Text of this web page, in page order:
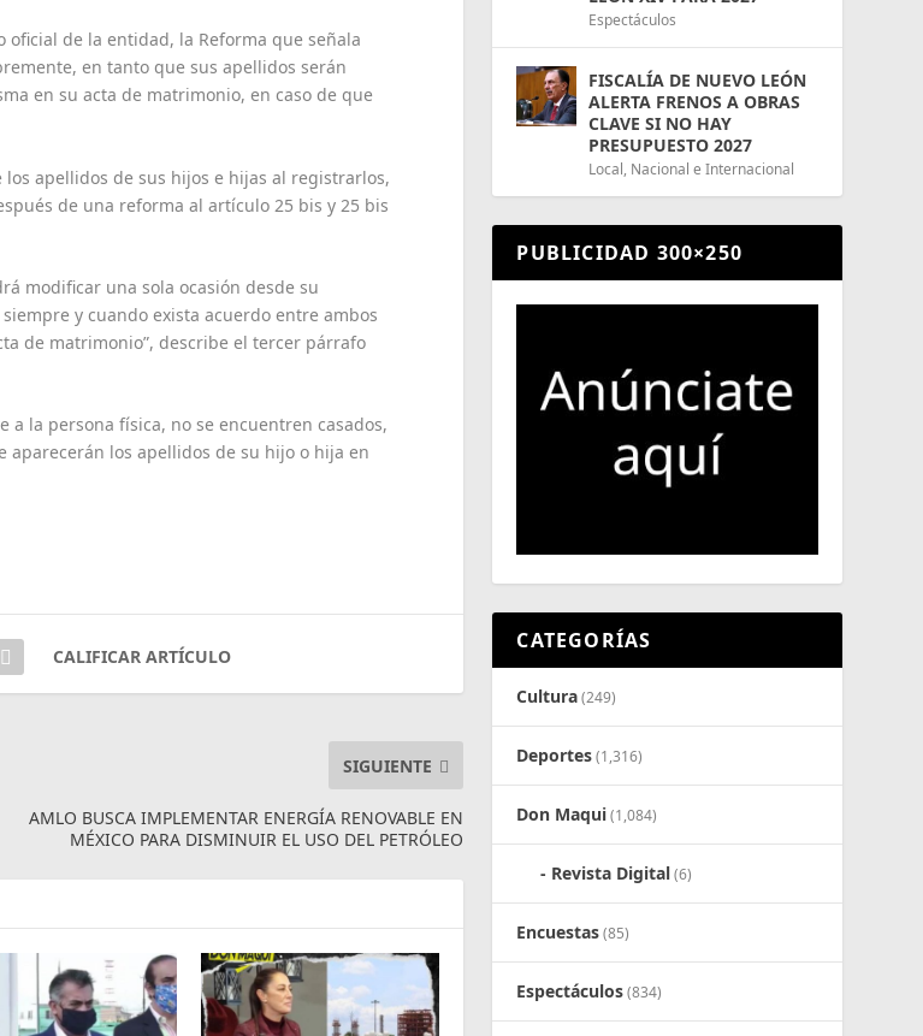
de la entidad, la Reforma que señala
en tanto que sus apellidos serán
en su acta de matrimonio, en caso de que
apellidos de sus hijos e hijas al registrarlos,
de una reforma al artículo 25 bis y 25 bis
modificar una sola ocasión desde su
y cuando exista acuerdo entre ambos
de matrimonio”, describe el tercer párrafo
la persona física, no se encuentren casados,
los apellidos de su hijo o hija en
CALIFICAR ARTÍCULO
SIGUIENTE
AMLO BUSCA IMPLEMENTAR ENERGÍA RENOVABLE EN
MÉXICO PARA DISMINUIR EL USO DEL PETRÓLEO
Espectáculos
FISCALÍA DE NUEVO LEÓN
ALERTA FRENOS A OBRAS
CLAVE SI NO HAY
PRESUPUESTO 2027
Local, Nacional e Internacional
PUBLICIDAD 300×250
CATEGORÍAS
Cultura(249)
Deportes(1,316)
Don Maqui(1,084)
Revista Digital(6)
Encuestas(85)
Espectáculos(834)